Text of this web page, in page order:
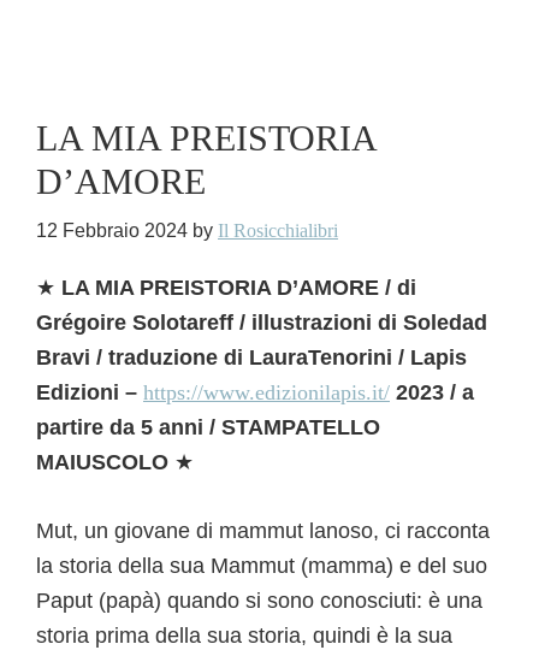
LA MIA PREISTORIA
D’AMORE
12 Febbraio 2024 by Il Rosicchialibri
★ LA MIA PREISTORIA D’AMORE / di
Grégoire Solotareff / illustrazioni di Soledad
Bravi / traduzione di LauraTenorini / Lapis
Edizioni – https://www.edizionilapis.it/ 2023 / a
partire da 5 anni / STAMPATELLO
MAIUSCOLO ★
Mut, un giovane di mammut lanoso, ci racconta
la storia della sua Mammut (mamma) e del suo
Paput (papà) quando si sono conosciuti: è una
storia prima della sua storia, quindi è la sua